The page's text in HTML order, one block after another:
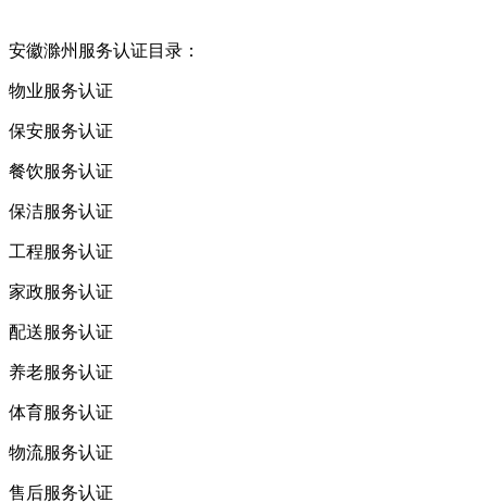
安徽滁州服务认证目录：
物业服务认证
保安服务认证
餐饮服务认证
保洁服务认证
工程服务认证
家政服务认证
配送服务认证
养老服务认证
体育服务认证
物流服务认证
售后服务认证